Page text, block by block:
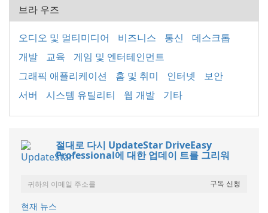
브라 우즈
오디오 및 멀티미디어 비즈니스 통신
데스크톱
개발
교육
게임 및 엔터테인먼트
그래픽 애플리케이션
홈 및 취미 인터넷
보안
서버
시스템 유틸리티 웹 개발 기타
절대로 다시 UpdateStar DriveEasy
Professional에 대한 업데이 트를 그리워
현재 뉴스